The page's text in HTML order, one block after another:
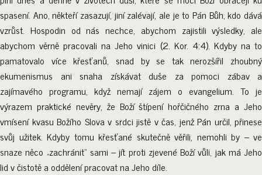
spasení. Ano, někteří zasazují, jiní zalévají, ale je to Pán Bůh, kdo dává
vzrůst. Hospodin od nás nechce, abychom zajistili výsledky, ale
abychom věrně pracovali na Jeho vinici (2. Kor. 4:4). Kdyby na to
pamatovalo více křesťanů, snad by se tak nerozšířil zhoubný
ekumenismus ani snaha získávat duše za pomoci zábav a
zajímavého programu, když nemají zájem o evangelium. To je
výrazem praktické nevěry, že Boží štípení hořčičného zrna a Jeho
vmísení kvasu Božího Slova v srdci jistě v čas, jenž Pán určil, přinese
svůj užitek. Kdyby tomu křesťané skutečně věřili, nemohli by – ve
snaze něco „zachránit“ sami – jít proti zjevené Boží vůli, jak má Jeho
lid v čistotě a oddělení pracovat na Jeho díle.